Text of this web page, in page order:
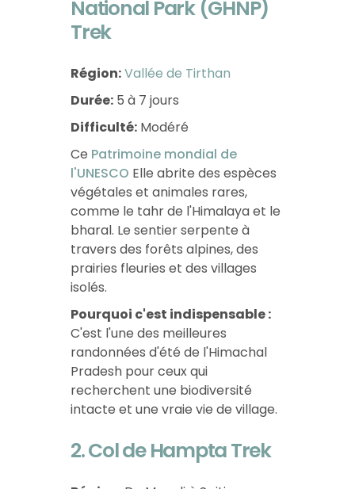
National Park (GHNP)
Trek
Région:Vallée de Tirthan
Durée: 5 à 7 jours
Difficulté: Modéré
Ce Patrimoine mondial de
l'UNESCO Elle abrite des espèces
végétales et animales rares,
comme le tahr de l'Himalaya et le
bharal. Le sentier serpente à
travers des forêts alpines, des
prairies fleuries et des villages
isolés.
Pourquoi c'est indispensable :
C'est l'une des meilleures
randonnées d'été de l'Himachal
Pradesh pour ceux qui
recherchent une biodiversité
intacte et une vraie vie de village.
2. Col de Hampta Trek